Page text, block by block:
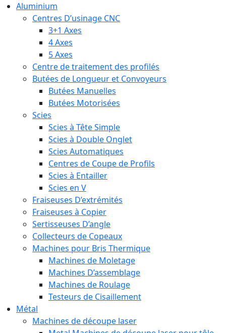
Aluminium
Centres D’usinage CNC
3+1 Axes
4 Axes
5 Axes
Centre de traitement des profilés
Butées de Longueur et Convoyeurs
Butées Manuelles
Butées Motorisées
Scies
Scies à Tête Simple
Scies à Double Onglet
Scies Automatiques
Centres de Coupe de Profils
Scies à Entailler
Scies en V
Fraiseuses D’extrémités
Fraiseuses à Copier
Sertisseuses D’angle
Collecteurs de Copeaux
Machines pour Bris Thermique
Machines de Moletage
Machines D’assemblage
Machines de Roulage
Testeurs de Cisaillement
Métal
Machines de découpe laser